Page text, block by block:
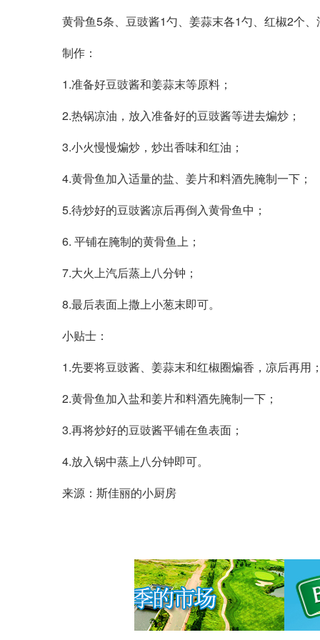
黄骨鱼5条、豆豉酱1勺、姜蒜末各1勺、红椒2个、
制作：
1.准备好豆豉酱和姜蒜末等原料；
2.热锅凉油，放入准备好的豆豉酱等进去煸炒；
3.小火慢慢煸炒，炒出香味和红油；
4.黄骨鱼加入适量的盐、姜片和料酒先腌制一下；
5.待炒好的豆豉酱凉后再倒入黄骨鱼中；
6. 平铺在腌制的黄骨鱼上；
7.大火上汽后蒸上八分钟；
8.最后表面上撒上小葱末即可。
小贴士：
1.先要将豆豉酱、姜蒜末和红椒圈煸香，凉后再用
2.黄骨鱼加入盐和姜片和料酒先腌制一下；
3.再将炒好的豆豉酱平铺在鱼表面；
4.放入锅中蒸上八分钟即可。
来源：斯佳丽的小厨房